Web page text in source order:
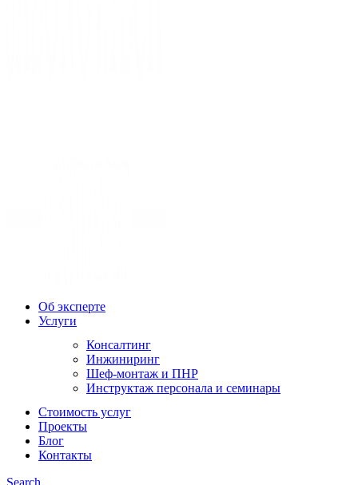
Об эксперте
Услуги
Консалтинг
Инжиниринг
Шеф-монтаж и ПНР
Инструктаж персонала и семинары
Стоимость услуг
Проекты
Блог
Контакты
Search